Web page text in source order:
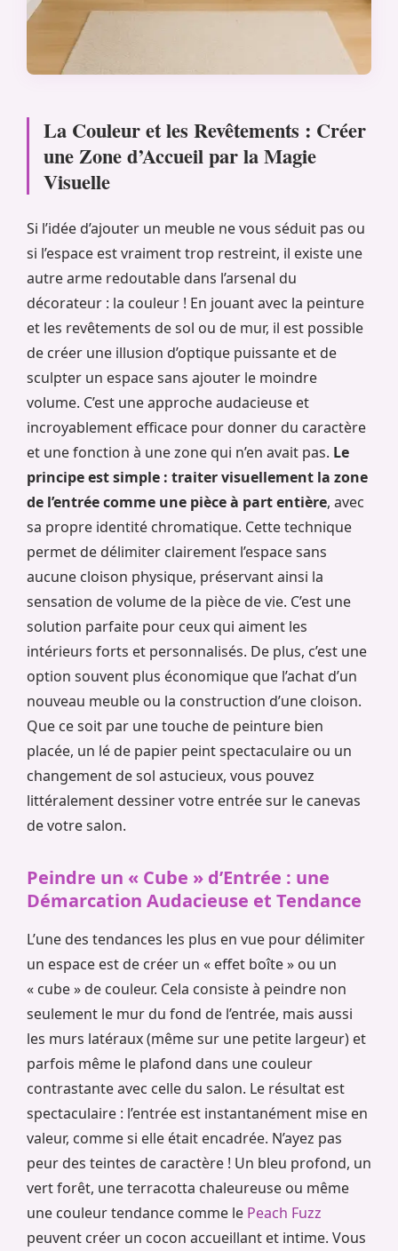
La Couleur et les Revêtements : Créer
une Zone d’Accueil par la Magie
Visuelle
Si l’idée d’ajouter un meuble ne vous séduit pas ou
si l’espace est vraiment trop restreint, il existe une
autre arme redoutable dans l’arsenal du
décorateur : la couleur ! En jouant avec la peinture
et les revêtements de sol ou de mur, il est possible
de créer une illusion d’optique puissante et de
sculpter un espace sans ajouter le moindre
volume. C’est une approche audacieuse et
incroyablement efficace pour donner du caractère
et une fonction à une zone qui n’en avait pas. Le
principe est simple : traiter visuellement la zone
de l’entrée comme une pièce à part entière, avec
sa propre identité chromatique. Cette technique
permet de délimiter clairement l’espace sans
aucune cloison physique, préservant ainsi la
sensation de volume de la pièce de vie. C’est une
solution parfaite pour ceux qui aiment les
intérieurs forts et personnalisés. De plus, c’est une
option souvent plus économique que l’achat d’un
nouveau meuble ou la construction d’une cloison.
Que ce soit par une touche de peinture bien
placée, un lé de papier peint spectaculaire ou un
changement de sol astucieux, vous pouvez
littéralement dessiner votre entrée sur le canevas
de votre salon.
Peindre un « Cube » d’Entrée : une
Démarcation Audacieuse et Tendance
L’une des tendances les plus en vue pour délimiter
un espace est de créer un « effet boîte » ou un
« cube » de couleur. Cela consiste à peindre non
seulement le mur du fond de l’entrée, mais aussi
les murs latéraux (même sur une petite largeur) et
parfois même le plafond dans une couleur
contrastante avec celle du salon. Le résultat est
spectaculaire : l’entrée est instantanément mise en
valeur, comme si elle était encadrée. N’ayez pas
peur des teintes de caractère ! Un bleu profond, un
vert forêt, une terracotta chaleureuse ou même
une couleur tendance comme le Peach Fuzz
peuvent créer un cocon accueillant et intime. Vous